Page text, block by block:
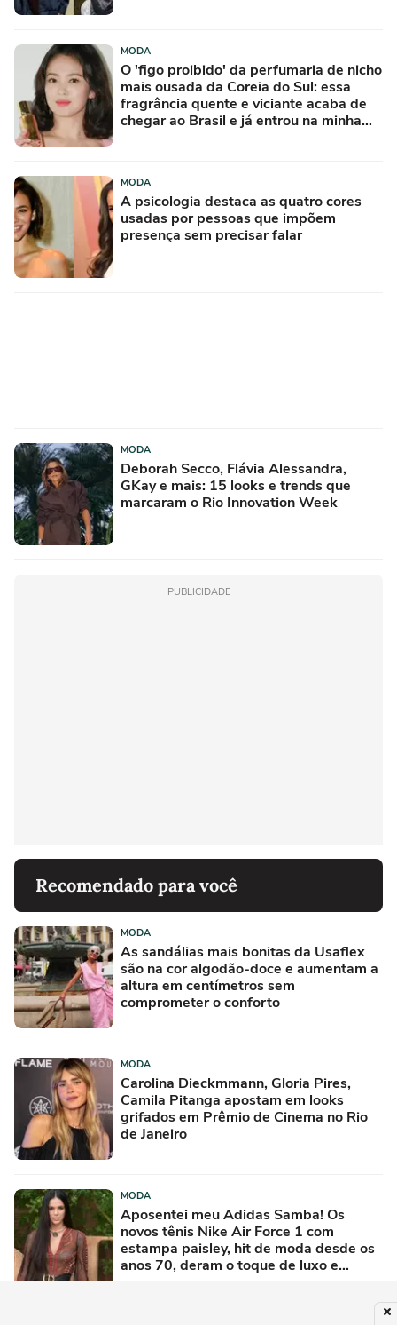
MODA
O 'figo proibido' da perfumaria de nicho
mais ousada da Coreia do Sul: essa
fragrância quente e viciante acaba de
chegar ao Brasil e já entrou na minha
MODA
A psicologia destaca as quatro cores
usadas por pessoas que impõem
presença sem precisar falar
MODA
Deborah Secco, Flávia Alessandra,
GKay e mais: 15 looks e trends que
marcaram o Rio Innovation Week
PUBLICIDADE
Recomendado para você
MODA
As sandálias mais bonitas da Usaflex
são na cor algodão-doce e aumentam a
altura em centímetros sem
comprometer o conforto
MODA
Carolina Dieckmmann, Gloria Pires,
Camila Pitanga apostam em looks
grifados em Prêmio de Cinema no Rio
de Janeiro
MODA
Aposentei meu Adidas Samba! Os
novos tênis Nike Air Force 1 com
estampa paisley, hit de moda desde os
anos 70, deram o toque de luxo e
rejuvenesceram os meus looks boho